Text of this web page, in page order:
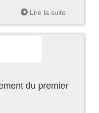
Lire la suite
du premier